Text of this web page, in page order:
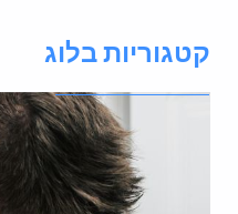
בלוג